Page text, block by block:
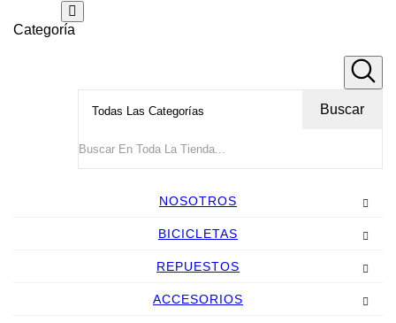
Categoría
Buscar
NOSOTROS
BICICLETAS
REPUESTOS
ACCESORIOS